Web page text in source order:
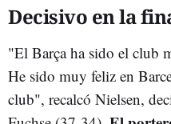
Decisivo en la
"El Barça ha sido el club
He sido muy feliz en
club", recalcó Nielsen,